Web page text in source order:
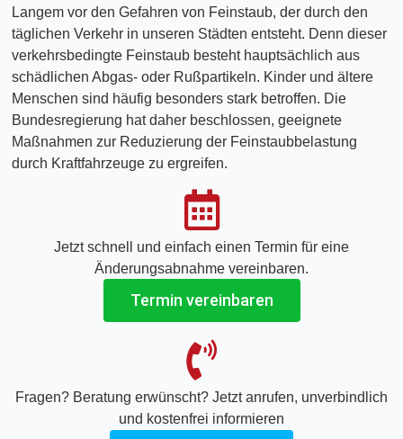
Langem vor den Gefahren von Feinstaub, der durch den
täglichen Verkehr in unseren Städten entsteht. Denn dieser
verkehrsbedingte Feinstaub besteht hauptsächlich aus
schädlichen Abgas- oder Rußpartikeln. Kinder und ältere
Menschen sind häufig besonders stark betroffen. Die
Bundesregierung hat daher beschlossen, geeignete
Maßnahmen zur Reduzierung der Feinstaubbelastung
durch Kraftfahrzeuge zu ergreifen.
Jetzt schnell und einfach einen Termin für eine
Änderungsabnahme vereinbaren.
Termin vereinbaren
Fragen? Beratung erwünscht? Jetzt anrufen, unverbindlich
und kostenfrei informieren